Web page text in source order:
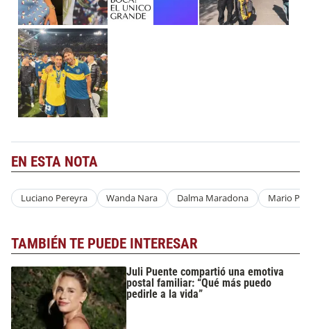
EN ESTA NOTA
Luciano Pereyra Wanda Nara Dalma Maradona Mario
TAMBIÉN TE PUEDE INTERESAR
Juli Puente compartió una emotiva
postal familiar: “Qué más puedo
pedirle a la vida”